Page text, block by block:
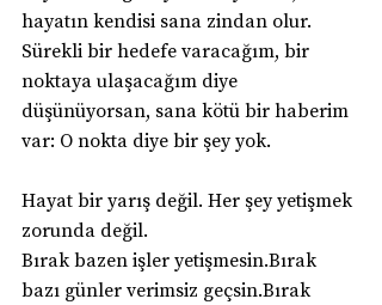
hayatın kendisi sana zindan olur.
Sürekli bir hedefe varacağım, bir
noktaya ulaşacağım diye
düşünüyorsan, sana kötü bir haberim
var: O nokta diye bir şey yok.
Hayat bir yarış değil. Her şey yetişmek
zorunda değil.
Bırak bazen işler yetişmesin.Bırak
bazı günler verimsiz geçsin.Bırak